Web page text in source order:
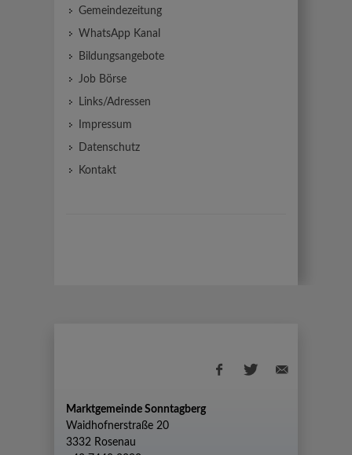
Gemeindezeitung
WhatsApp Kanal
Bildungsangebote
Job Börse
Links/Adressen
Impressum
Datenschutz
Kontakt
Marktgemeinde Sonntagberg
Waidhofnerstraße 20
3332 Rosenau